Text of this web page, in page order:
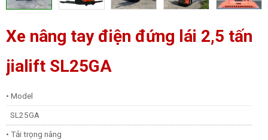
Xe nâng tay điện đứng lái 2,5 tấn
jialift SL25GA
• Model
SL25GA
• Tải trọng nâng